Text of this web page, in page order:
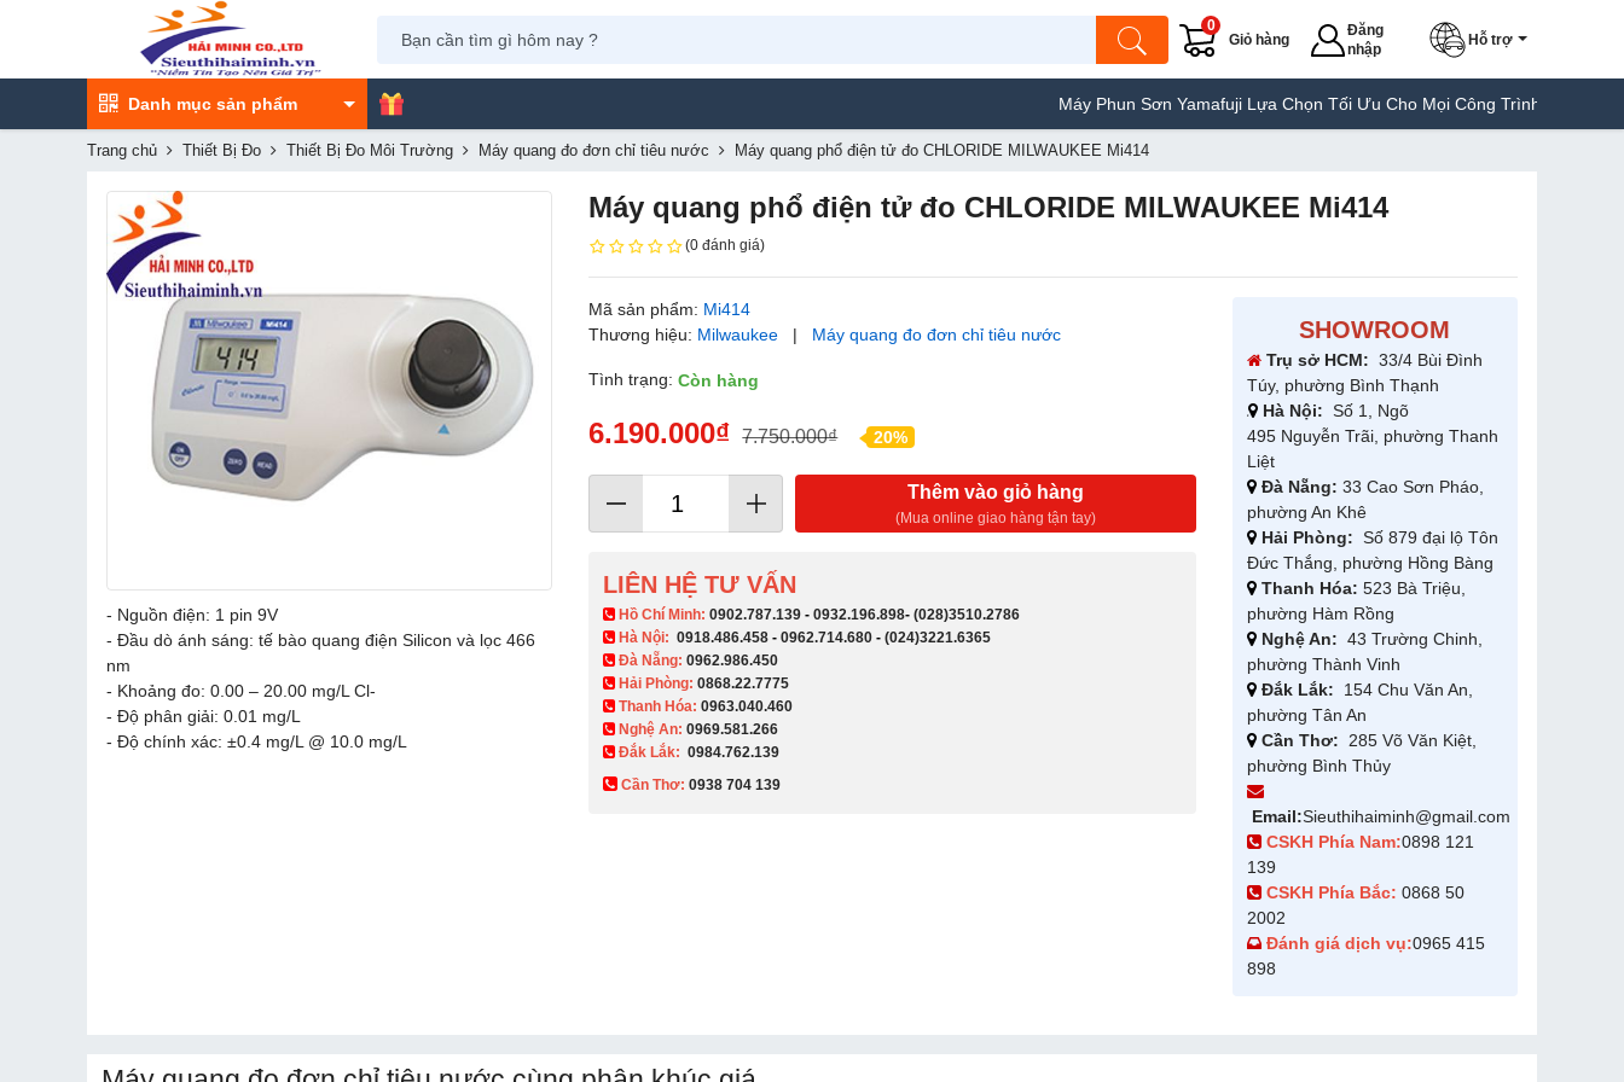
Giỏ hàng
0
Đăng
nhập
Hỗ trợ
Danh mục sản phẩm Máy Phun Sơn Yamafuji Lựa Chọn Tối Ưu Cho Mọi Công Trình Máy Hàn Túi
Trang chủ Thiết Bị Đo Thiết Bị Đo Môi Trường Máy quang đo đơn chỉ tiêu nước Máy quang phổ điện tử đo CHLORIDE MILWAUKEE Mi414
- Nguồn điện: 1 pin 9V
- Đầu dò ánh sáng: tế bào quang điện Silicon và lọc 466
nm
- Khoảng đo: 0.00 – 20.00 mg/L Cl-
- Độ phân giải: 0.01 mg/L
- Độ chính xác: ±0.4 mg/L @ 10.0 mg/L
Máy quang phổ điện tử đo CHLORIDE MILWAUKEE Mi414
(0 đánh giá)
Mã sản phẩm: Mi414
Thương hiệu: Milwaukee | Máy quang đo đơn chỉ tiêu nước
Tình trạng:Còn hàng
6.190.000₫ 7.750.000₫ 20%
Thêm vào giỏ hàng
(Mua online giao hàng tận tay)
LIÊN HỆ TƯ VẤN
​ Hồ Chí Minh:0902.787.139 -0932.196.898-(028)3510.2786
Hà Nội:0918.486.458 -0962.714.680 -(024)3221.6365
Đà Nẵng:0962.986.450
Hải Phòng:0868.22.7775
Thanh Hóa:0963.040.460
Nghệ An:0969.581.266
Đắk Lắk: 0984.762.139
Cần Thơ:0938 704 139​
SHOWROOM
Trụ sở HCM: 33/4 Bùi Đình
Túy, phường Bình Thạnh
Hà Nội: Số 1, Ngõ
495 Nguyễn Trãi, phường Thanh
Liệt
Đà Nẵng: 33 Cao Sơn Pháo,
phường An Khê
Hải Phòng: Số 879 đại lộ Tôn
Đức Thắng, phường Hồng Bàng
Thanh Hóa: 523 Bà Triệu,
phường Hàm Rồng
Nghệ An: 43 Trường Chinh,
phường Thành Vinh
Đắk Lắk: 154 Chu Văn An,
phường Tân An
Cần Thơ: 285 Võ Văn Kiệt,
phường Bình Thủy
Email:Sieuthihaiminh@gmail.com
CSKH Phía Nam:0898 121
139
CSKH Phía Bắc: 0868 50
2002
Đánh giá dịch vụ:0965 415
898